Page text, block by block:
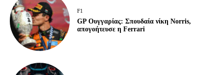
F1
GP Ουγγαρίας: Σπουδαία νίκη Norris,
απογοήτευσε η Ferrari